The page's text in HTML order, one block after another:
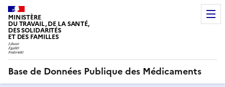
MINISTÈRE
DU TRAVAIL, DE LA SANTÉ,
DES SOLIDARITÉS
ET DES FAMILLES
Base de Données Publique des Médicaments